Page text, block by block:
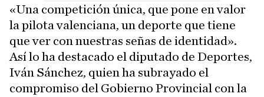
«Una competición única, que pone en valor
la pilota valenciana, un deporte que tiene
que ver con nuestras señas de identidad».
Así lo ha destacado el diputado de Deportes,
Iván Sánchez, quien ha subrayado el
compromiso del Gobierno Provincial con la